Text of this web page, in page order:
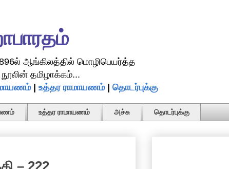
ஆங்கிலத்தில் மொழிபெயர்த்த
தமிழாக்கம்...
| உத்தர ராமாயணம்| தொடர்புக்கு
உத்தர ராமாயணம் அச்சு தொடர்புக்கு
– 222